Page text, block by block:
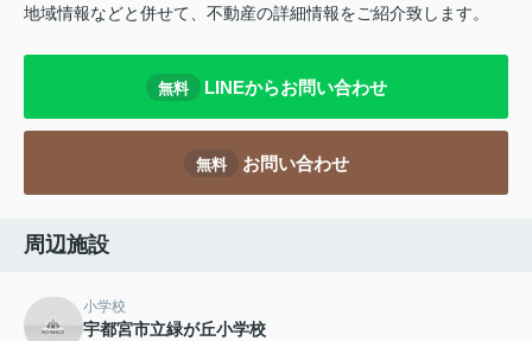
地域情報などと併せて、不動産の詳細情報をご紹介致します。
無料 LINEからお問い合わせ
無料 お問い合わせ
周辺施設
小学校
宇都宮市立緑が丘小学校